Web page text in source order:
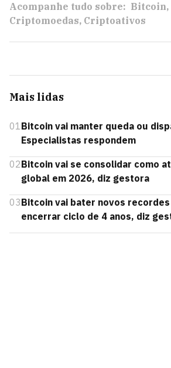
Acompanhe tudo sobre: Bitcoin
Criptomoedas Criptoativos
Mais lidas
01Bitcoin vai manter queda ou
Especialistas respondem
02Bitcoin vai se consolidar como
global em 2026, diz gestora
03Bitcoin vai bater novos
encerrar ciclo de 4 anos, diz